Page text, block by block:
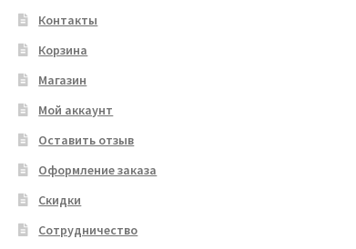
Контакты
Корзина
Магазин
Мой аккаунт
Оставить отзыв
Оформление заказа
Скидки
Сотрудничество